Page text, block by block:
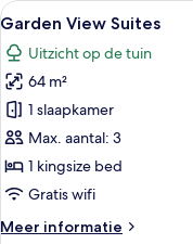
Alle
foto's
voor
Garden
View
Suites
laden
6
Garden View Suites
Uitzicht op de tuin
64 m²
1 slaapkamer
Max. aantal: 3
1 kingsize bed
Gratis wifi
Meer informatie
Meer